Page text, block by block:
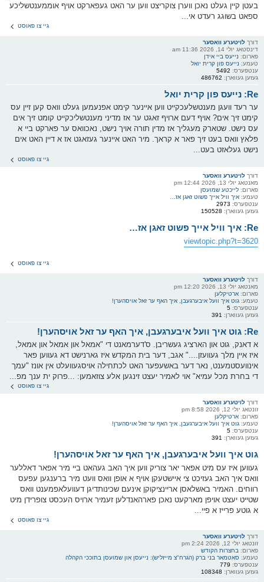
בעטן קיין געלט נאכן ווערן צוקריצט ווען ער האט געפארקט אויף אוממענטשליכע
ספאט בשוגג רעדט אי...
גיי צו פאוסט
דורך לויטערע וואסער
דינסטאג יולי 14, 2026 11:36 am
פארום: נייעס ביי אידן
טעמע: נייעס פון קרית יואל
ענטפערס: 5492
געזען געווארן: 486762
Re: נייעס פון קרית יואל
ער רעד וועגן מענטשלעכקייט ווען איינער קימט אפנעמען געלט וואס קען זיין עס
קימט זיך אים? אויף דעם ארויף זאגט ער אז מדיני מענטשליכקייט קומט זיך אים
עס נישט. שטארק מעגליך אז מדין תורה אויך נישט, נאכוואס ער פארקט ביי א
פלאץ וואס בעט זיך פאר א קראך. מיר האט איינער געזאגט אז א דיין האט אים
נישט געלאזט בעט...
גיי צו פאוסט
דורך לויטערע וואסער
מאנטאג יולי 13, 2026 12:44 pm
פארום: לייכטע שמועסן
טעמע: איך וויל אייך פשוט זאגן אז…
ענטפערס: 2973
געזען געווארן: 150528
Re: איך וויל אייך פשוט זאגן אז…
viewtopic.php?t=3620
גיי צו פאוסט
דורך לויטערע וואסער
מאנטאג יולי 13, 2026 12:20 pm
פארום: ארטיקלען
טעמע: גוט איך וועל איבערגעבן, איך האף ער זאל אויסהערן!
ענטפערס: 5
געזען געווארן: 391
Re: גוט איך וועל איבערגעבן, איך האף ער זאל אויסהערן!
א דאנק, גוט און הארציג געשריבן. ס'דערמאנט די "אמאל און אמאל און אמאל,
איז איין מלך געוועזן...." אגב, דער בית המקדש איז גארנישט דא געווען פאר
אינוועסטמענט, נאר דער באשעפער האט לכתחילה אויסגעוועלט אין אונז "עמך
די בחרת מכל עמיא" אוי לאמיר יעצט זינגען אלע צוזאמען: ...פרוק ית ענך מפ...
גיי צו פאוסט
דורך לויטערע וואסער
זונטאג יולי 12, 2026 8:58 pm
פארום: ארטיקלען
טעמע: גוט איך וועל איבערגעבן, איך האף ער זאל אויסהערן!
ענטפערס: 5
געזען געווארן: 391
גוט איך וועל איבערגעבן, איך האף ער זאל אויסהערן!
געווען איז עס מיט אפאר יאר צוריק ווען איך האב געהאט ביי מיר אפאר דאללער
וואס איך האב געזיכט צי איישטעקן אויף א אופן וואס וועט מיר ברענגען עפעס
רווחים. האמיר באשלאסן אריינציקוקן אינעם שכינותדיגן דעוועלאפמענט וואס
שטייט יעצט אויפן מארקעט נאכן פארהאנדלען זעמיר ארויס העכסט צופרידן מיט
א גוטע פרייז א פיי...
גיי צו פאוסט
דורך לויטערע וואסער
זונטאג יולי 12, 2026 2:24 pm
פארום: בחצרות הקודש
טעמע: סאטמאר בני ברק (הגרח"צ מייזליש): נייעסן און שמועסן בתוככי הקהלה
ענטפערס: 779
געזען געווארן: 108348